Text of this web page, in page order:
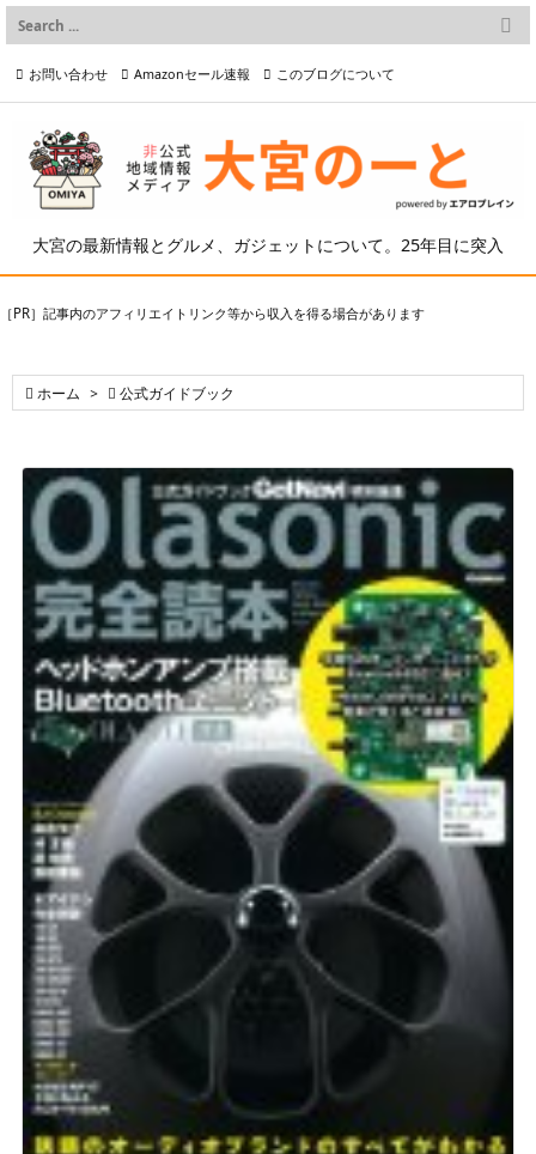
大宮の最新情報とグルメ、ガジェットについて。25年目に突入

メニュー

検索
お問い合わせ Amazonセール速報 このブログについて
プライバシーポリシー等
［PR］記事内のアフィリエイトリンク等から収入を得る場合があります
 ホーム >  公式ガイドブック